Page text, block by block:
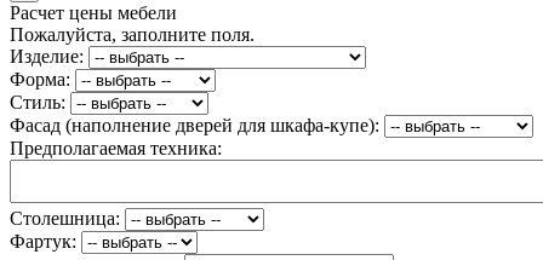
Расчет цены мебели
Пожалуйста, заполните поля.
Изделие:
Форма:
Стиль:
Фасад (наполнение дверей для шкафа-купе):
Предполагаемая техника:
Столешница:
Фартук: